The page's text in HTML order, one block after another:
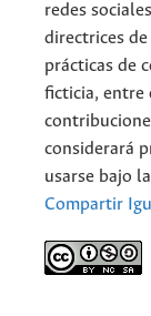
redes
directrices
prácticas de
ficticia, entre
considerará
usarse bajo la
Compartir